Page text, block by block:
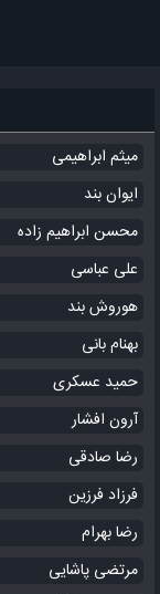
میثم ابراهیمی
ایوان بند
محسن ابراهیم زاده
علی عباسی
هوروش بند
بهنام بانی
حمید عسکری
آرون افشار
رضا صادقی
فرزاد فرزین
رضا بهرام
مرتضی پاشایی